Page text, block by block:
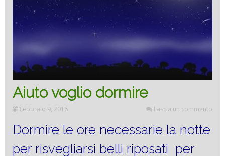
Aiuto voglio dormire
Febbraio 9, 2016 Lascia un commento
Dormire le ore necessarie la notte
per risvegliarsi belli riposati per